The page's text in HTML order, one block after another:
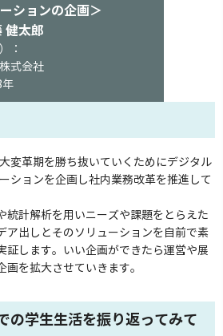
ションの企画＞
健太郎
：
式会社
年
変革期を勝ち抜いていくためにデジタル
ションを企画し社内業務改革を推進して
統計解析を用いニーズや課題をとらえた
ア出しとそのソリューションを自前で素
証します。いい企画ができたら運営や展
を拡大させていきます。
の学生生活を振り返ってみて